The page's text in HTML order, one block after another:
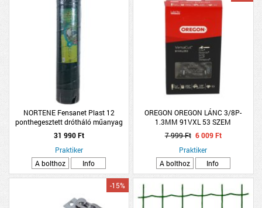
NORTENE Fensanet Plast 12
ponthegesztett drótháló műanyag
bevonatú zöld 1x25m
31 990 Ft
Praktiker
A bolthoz
Info
OREGON OREGON LÁNC 3/8P-
1.3MM 91VXL 53 SZEM
7 999 Ft 6 009 Ft
Praktiker
A bolthoz
Info
-15%